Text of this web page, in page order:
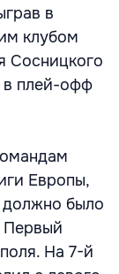
в
клубом
Сосницкого
в плей-офф
Европы,
было
Первый
На 7-й